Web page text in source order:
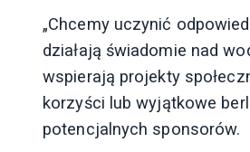
„Chcemy uczynić
działają świadomie nad
wspierają projekty
korzyści lub wyjątkowe
potencjalnych sponsorów.